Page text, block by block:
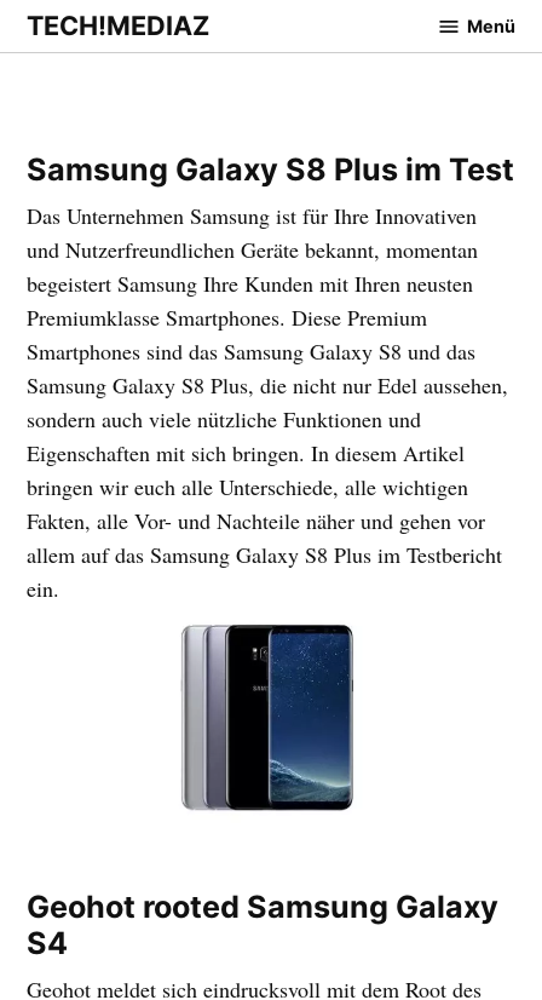
Zum
Inhalt
TECH!MEDIAZ Menü
Samsung Galaxy S8 Plus im Test
Das Unternehmen Samsung ist für Ihre Innovativen
und Nutzerfreundlichen Geräte bekannt, momentan
begeistert Samsung Ihre Kunden mit Ihren neusten
Premiumklasse Smartphones. Diese Premium
Smartphones sind das Samsung Galaxy S8 und das
Samsung Galaxy S8 Plus, die nicht nur Edel aussehen,
sondern auch viele nützliche Funktionen und
Eigenschaften mit sich bringen. In diesem Artikel
bringen wir euch alle Unterschiede, alle wichtigen
Fakten, alle Vor- und Nachteile näher und gehen vor
allem auf das Samsung Galaxy S8 Plus im Testbericht
ein.
Geohot rooted Samsung Galaxy
S4
Geohot meldet sich eindrucksvoll mit dem Root des